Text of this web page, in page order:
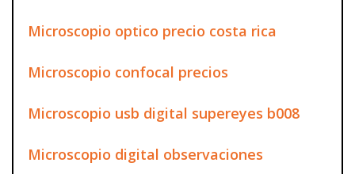
Microscopio optico precio costa rica
Microscopio confocal precios
Microscopio usb digital supereyes b008
Microscopio digital observaciones